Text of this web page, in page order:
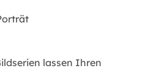
lassen Ihren